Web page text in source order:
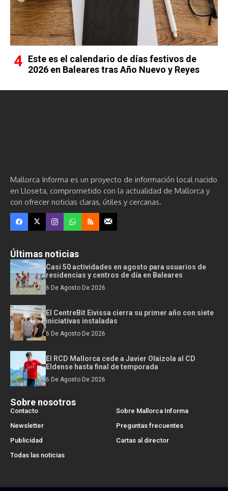
Este es el calendario de días festivos de
2026 en Baleares tras Año Nuevo y Reyes
Mallorca Informa es un proyecto de información local nacido
en Lloseta, comprometido con la actualidad de Mallorca y
con ofrecer noticias claras, útiles y cercanas.
Últimas noticias
Casi 50 actividades en agosto para usuarios de
residencias y centros de día en Baleares
6 De Agosto De 2026
El CentreBit Eivissa cierra su primer año con siete
iniciativas instaladas
6 De Agosto De 2026
El RCD Mallorca cede a Javier Olaizola al CD
Eldense hasta final de temporada
6 De Agosto De 2026
Sobre nosotros
Contacto
Sobre Mallorca Informa
Newsletter
Preguntas frecuentes
Publicidad
Cartas al director
Todas las noticias